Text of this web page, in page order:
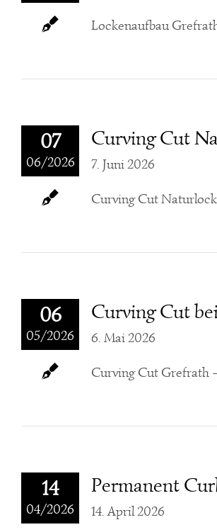
Lockenaufbau
07
06/2026
Curving Cut
7. Juni 2026
Curving Cut
06
05/2026
Curving Cut
6. Mai 2026
Curving Cut Grefrath
14
04/2026
Permanent
14. April 2026